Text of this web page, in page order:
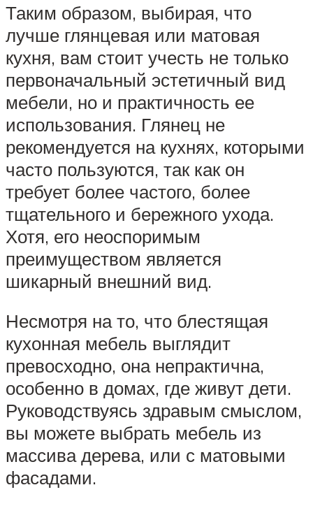
Таким образом, выбирая, что
лучше глянцевая или матовая
кухня, вам стоит учесть не только
первоначальный эстетичный вид
мебели, но и практичность ее
использования. Глянец не
рекомендуется на кухнях, которыми
часто пользуются, так как он
требует более частого, более
тщательного и бережного ухода.
Хотя, его неоспоримым
преимуществом является
шикарный внешний вид.
Несмотря на то, что блестящая
кухонная мебель выглядит
превосходно, она непрактична,
особенно в домах, где живут дети.
Руководствуясь здравым смыслом,
вы можете выбрать мебель из
массива дерева, или с матовыми
фасадами.